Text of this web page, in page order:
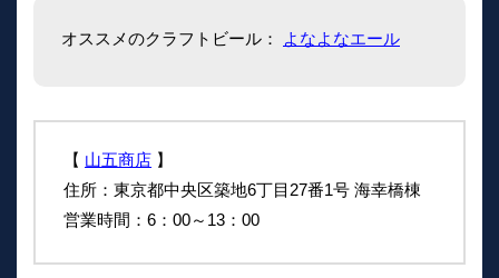
オススメのクラフトビール： よなよなエール
【 山五商店 】
住所：東京都中央区築地6丁目27番1号 海幸橋棟
営業時間：6：00～13：00